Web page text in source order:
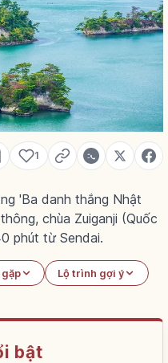
1
'Ba danh thắng Nhật
chùa Zuiganji (Quốc
phút từ Sendai.
Lộ trình gợi ý
bật